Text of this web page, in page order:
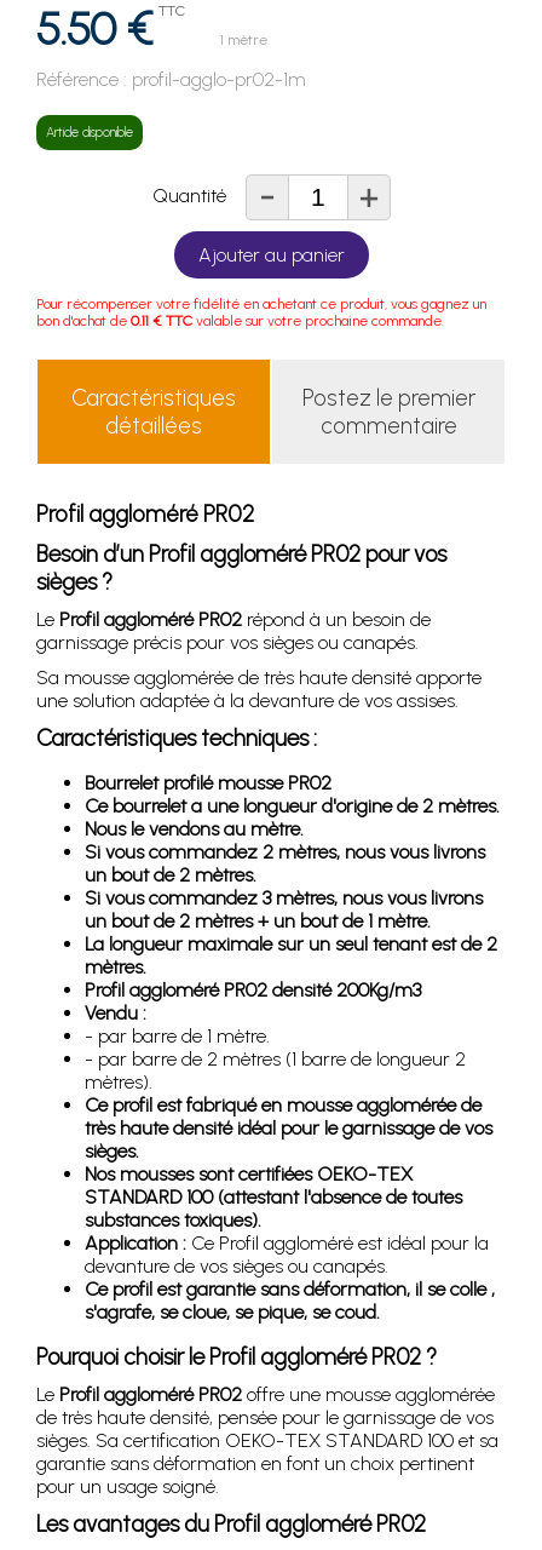
5.50 € TTC
1 mètre
Référence : profil-agglo-pr02-1m
Article disponible
Quantité - +
Ajouter au panier
Pour récompenser votre fidélité en achetant ce produit, vous gagnez un
bon d'achat de 0.11 € TTC valable sur votre prochaine commande.
Caractéristiques
détaillées
Postez le premier
commentaire
Profil aggloméré PR02
Besoin d’un Profil aggloméré PR02pour vos
sièges ?
Le Profil aggloméré PR02 répond à un besoin de
garnissage précis pour vos sièges ou canapés.
Sa mousse agglomérée de très haute densité apporte
une solution adaptée à la devanture de vos assises.
Caractéristiques techniques :
Bourrelet profilé mousse PR02
Ce bourrelet a une longueur d'origine de 2 mètres.
Nous le vendons au mètre.
Si vous commandez 2 mètres, nous vous livrons
un bout de 2 mètres.
Si vous commandez 3 mètres, nous vous livrons
un bout de 2 mètres + un bout de 1 mètre.
La longueur maximale sur un seul tenant est de 2
mètres.
Profil aggloméré PR02 densité 200Kg/m3
Vendu :
- par barre de 1 mètre.
- par barre de 2 mètres (1 barre de longueur 2
mètres).
Ce profil est fabriqué en mousse agglomérée de
très haute densité idéal pour le garnissage de vos
sièges.
Nos mousses sont certifiées OEKO-TEX
STANDARD 100 (attestant l'absence de toutes
substances toxiques).
Application : Ce Profil aggloméré est idéal pour la
devanture de vos sièges ou canapés.
Ce profil est garantie sans déformation, il se colle ,
s'agrafe, se cloue, se pique, se coud.
Pourquoi choisir leProfil aggloméré PR02 ?
Le Profil aggloméré PR02 offre une mousse agglomérée
de très haute densité, pensée pour le garnissage de vos
sièges. Sa certification OEKO-TEX STANDARD 100 et sa
garantie sans déformation en font un choix pertinent
pour un usage soigné.
Les avantages du Profil aggloméré PR02